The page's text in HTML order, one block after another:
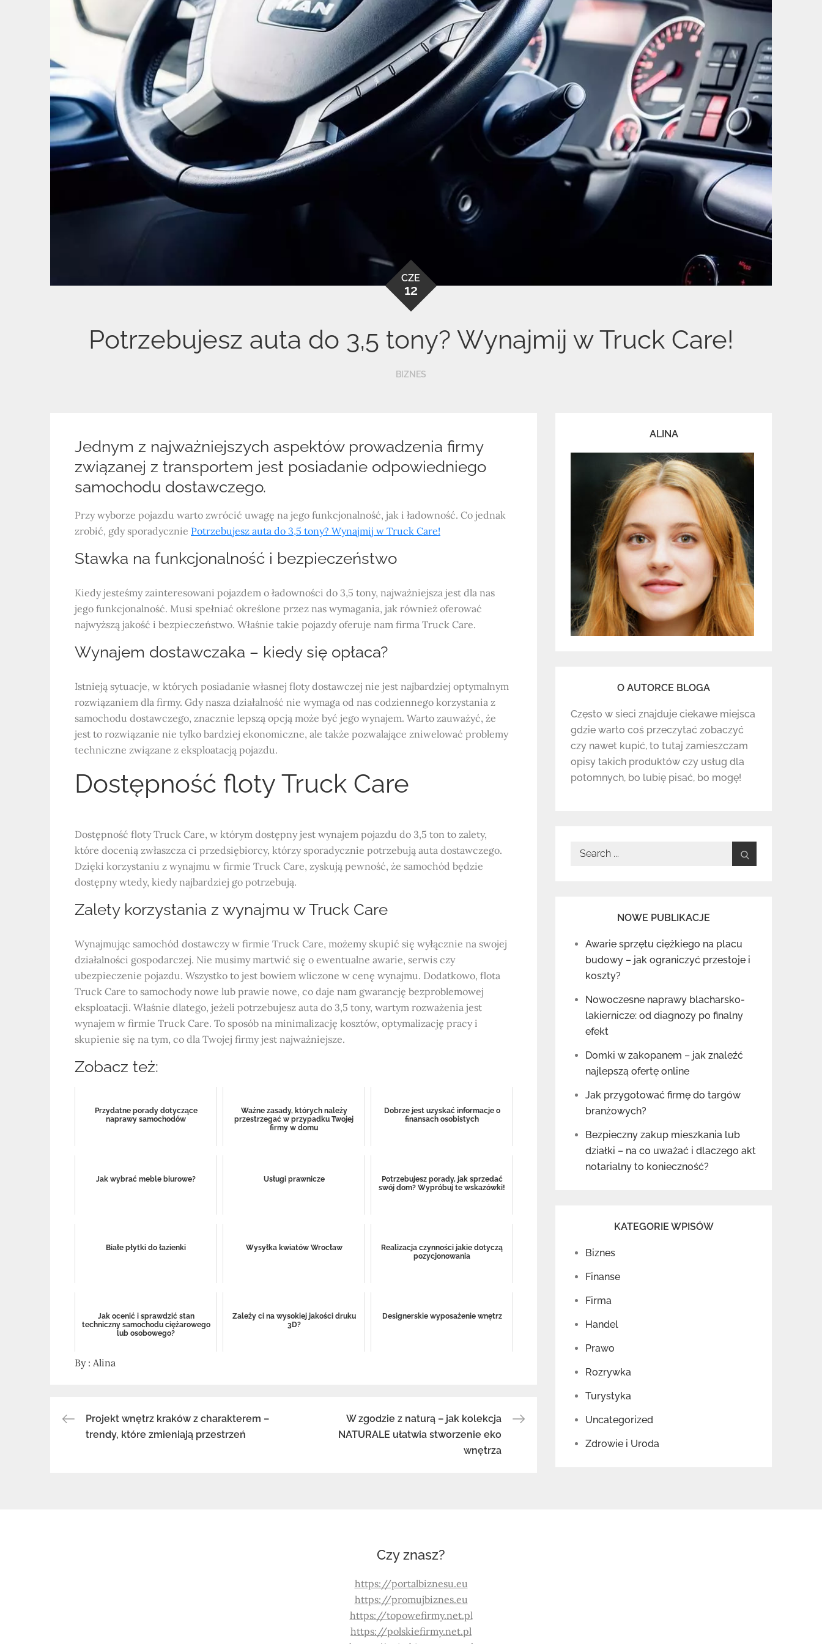
CZE
12
Potrzebujesz auta do 3,5 tony? Wynajmij w Truck Care!
BIZNES
Jednym z najważniejszych aspektów prowadzenia firmy
związanej z transportem jest posiadanie odpowiedniego
samochodu dostawczego.
Przy wyborze pojazdu warto zwrócić uwagę na jego funkcjonalność, jak i ładowność. Co jednak
zrobić, gdy sporadycznie Potrzebujesz auta do 3,5 tony? Wynajmij w Truck Care!
Stawka na funkcjonalność i bezpieczeństwo
Kiedy jesteśmy zainteresowani pojazdem o ładowności do 3,5 tony, najważniejsza jest dla nas
jego funkcjonalność. Musi spełniać określone przez nas wymagania, jak również oferować
najwyższą jakość i bezpieczeństwo. Właśnie takie pojazdy oferuje nam firma Truck Care.
Wynajem dostawczaka – kiedy się opłaca?
Istnieją sytuacje, w których posiadanie własnej floty dostawczej nie jest najbardziej optymalnym
rozwiązaniem dla firmy. Gdy nasza działalność nie wymaga od nas codziennego korzystania z
samochodu dostawczego, znacznie lepszą opcją może być jego wynajem. Warto zauważyć, że
jest to rozwiązanie nie tylko bardziej ekonomiczne, ale także pozwalające zniwelować problemy
techniczne związane z eksploatacją pojazdu.
Dostępność floty Truck Care
Dostępność floty Truck Care, w którym dostępny jest wynajem pojazdu do 3,5 ton to zalety,
które docenią zwłaszcza ci przedsiębiorcy, którzy sporadycznie potrzebują auta dostawczego.
Dzięki korzystaniu z wynajmu w firmie Truck Care, zyskują pewność, że samochód będzie
dostępny wtedy, kiedy najbardziej go potrzebują.
Zalety korzystania z wynajmu w Truck Care
Wynajmując samochód dostawczy w firmie Truck Care, możemy skupić się wyłącznie na swojej
działalności gospodarczej. Nie musimy martwić się o ewentualne awarie, serwis czy
ubezpieczenie pojazdu. Wszystko to jest bowiem wliczone w cenę wynajmu. Dodatkowo, flota
Truck Care to samochody nowe lub prawie nowe, co daje nam gwarancję bezproblemowej
eksploatacji. Właśnie dlatego, jeżeli potrzebujesz auta do 3,5 tony, wartym rozważenia jest
wynajem w firmie Truck Care. To sposób na minimalizację kosztów, optymalizację pracy i
skupienie się na tym, co dla Twojej firmy jest najważniejsze.
Zobacz też:
Przydatne porady dotyczące
naprawy samochodów
Ważne zasady, których należy
przestrzegać w przypadku Twojej
firmy w domu
Dobrze jest uzyskać informacje o
finansach osobistych
Jak wybrać meble biurowe? Usługi prawnicze
Potrzebujesz porady, jak sprzedać
swój dom? Wypróbuj te wskazówki!
Białe płytki do łazienki Wysyłka kwiatów Wrocław
Realizacja czynności jakie dotyczą
pozycjonowania
Jak ocenić i sprawdzić stan
techniczny samochodu ciężarowego
lub osobowego?
Zależy ci na wysokiej jakości druku
3D?
Designerskie wyposażenie wnętrz
By : Alina
Nawigacja
Projekt wnętrz kraków z charakterem –
trendy, które zmieniają przestrzeń
W zgodzie z naturą – jak kolekcja
NATURALE ułatwia stworzenie eko
wnętrza
ALINA
O AUTORCE BLOGA
Często w sieci znajduje ciekawe miejsca
gdzie warto coś przeczytać zobaczyć
czy nawet kupić, to tutaj zamieszczam
opisy takich produktów czy usług dla
potomnych, bo lubię pisać, bo mogę!
Search
NOWE PUBLIKACJE
Awarie sprzętu ciężkiego na placu
budowy – jak ograniczyć przestoje i
koszty?
Nowoczesne naprawy blacharsko-
lakiernicze: od diagnozy po finalny
efekt
Domki w zakopanem – jak znaleźć
najlepszą ofertę online
Jak przygotować firmę do targów
branżowych?
Bezpieczny zakup mieszkania lub
działki – na co uważać i dlaczego akt
notarialny to konieczność?
KATEGORIE WPISÓW
Biznes
Finanse
Firma
Handel
Prawo
Rozrywka
Turystyka
Uncategorized
Zdrowie i Uroda
Czy znasz?
https://portalbiznesu.eu
https://promujbiznes.eu
https://topowefirmy.net.pl
https://polskiefirmy.net.pl